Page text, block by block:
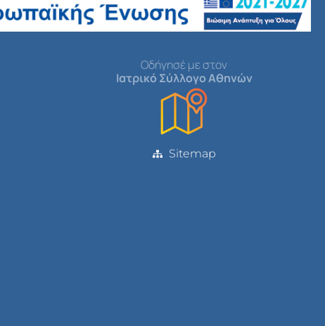
Οδήγησέ με στον
Ιατρικό Σύλλογο Αθηνών
Sitemap